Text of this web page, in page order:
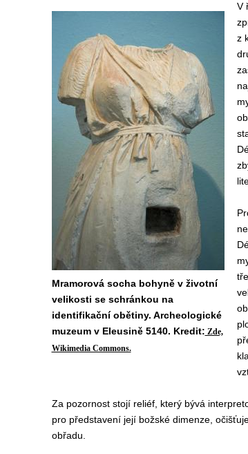
Mramorová socha bohyně v životní
velikosti se schránkou na
identifikační obětiny. Archeologické
muzeum v Eleusině 5140. Kredit: Zde,
Wikimedia Commons.
V
z
Za pozornost stojí reliéf, který bývá
pro představení její božské dimenze,
obřadu.